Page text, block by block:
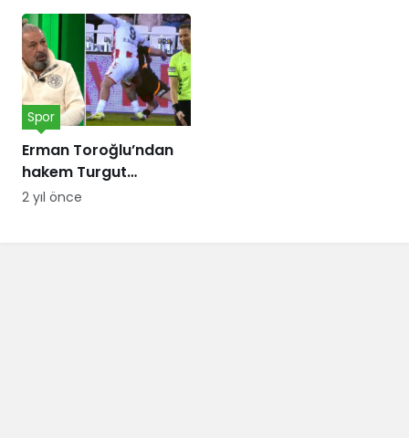
Erman Toroğlu’ndan
hakem Turgut
Doman’a ‘Barış Alper
Spor
2 yıl önce